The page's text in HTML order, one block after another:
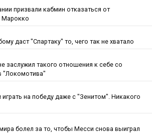
призвали кабмин отказаться от
Марокко
даст "Спартаку" то, чего так не хватало
заслужил такого отношения к себе со
"Локомотива"
на победу даже с "Зенитом". Никакого
болел за то, чтобы Месси снова выиграл